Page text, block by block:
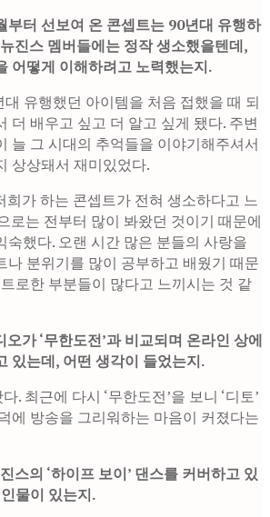
부터 선보여 온 콘셉트는 90년대 유행하
진스 멤버들에는 정작 생소했을텐데,
어떻게 이해하려고 노력했는지.
유행했던 아이템을 처음 접했을 때 되
더 배우고 싶고 더 알고 싶게 됐다. 주변
늘 그 시대의 추억들을 이야기해주셔서
상상돼서 재미있었다.
가 하는 콘셉트가 전혀 생소하다고 느
로는 전부터 많이 봐왔던 것이기 때문에
숙했다. 오랜 시간 많은 분들의 사랑을
나 분위기를 많이 공부하고 배웠기 때문
로한 부분들이 많다고 느끼시는 것 같
오가 ‘무한도전’과 비교되며 온라인 상에
있는데, 어떤 생각이 들었는지.
. 최근에 다시 ‘무한도전’을 보니 ‘디토’
에 방송을 그리워하는 마음이 커졌다는
스의 ‘하이프 보이’ 댄스를 커버하고 있
물이 있는지.